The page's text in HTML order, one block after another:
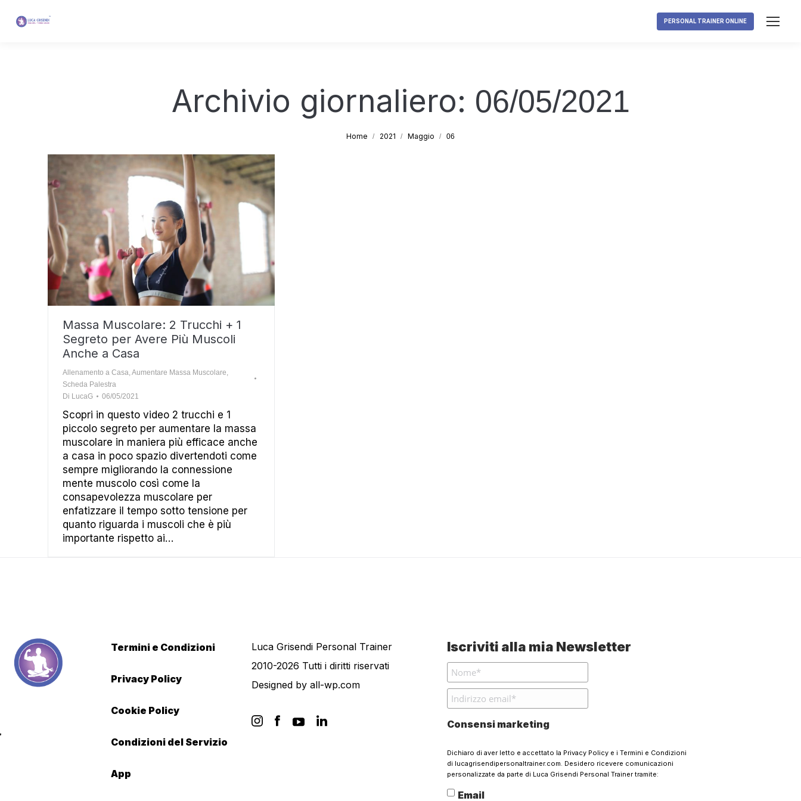
PERSONAL TRAINER ONLINE
Archivio giornaliero: 06/05/2021
Tu sei qui:
Home 2021 Maggio 06
Massa Muscolare: 2 Trucchi + 1
Segreto per Avere Più Muscoli
Anche a Casa
Allenamento a Casa,Aumentare Massa Muscolare,
Scheda Palestra
Di LucaG 06/05/2021
Scopri in questo video 2 trucchi e 1
piccolo segreto per aumentare la massa
muscolare in maniera più efficace anche
a casa in poco spazio divertendoti come
sempre migliorando la connessione
mente muscolo così come la
consapevolezza muscolare per
enfatizzare il tempo sotto tensione per
quanto riguarda i muscoli che è più
importante rispetto ai…
Termini e Condizioni
Privacy Policy
Cookie Policy
Condizioni del Servizio
App
Luca Grisendi Personal Trainer
2010-2026 Tutti i diritti riservati
Designed byall-wp.com
Iscriviti alla mia Newsletter
Consensi marketing
Dichiaro di aver letto e accettato la Privacy Policy e iTermini e Condizioni
di lucagrisendipersonaltrainer.com. Desidero ricevere comunicazioni
personalizzate da parte di Luca Grisendi Personal Trainer tramite:
Email